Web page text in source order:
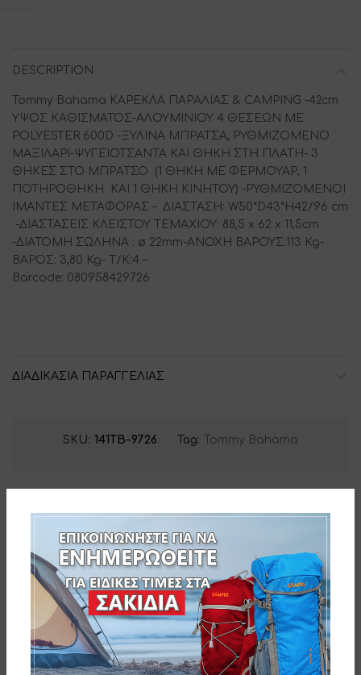
DESCRIPTION
Tommy Bahama ΚΑΡΕΚΛΑ ΠΑΡΑΛΙΑΣ & CAMPING -42cm
ΥΨΟΣ ΚΑΘΙΣΜΑΤΟΣ-ΑΛΟΥΜΙΝΙΟΥ 4 ΘΕΣΕΩΝ ME
POLYESTER 600D -ΞΥΛΙΝΑ ΜΠΡΑΤΣΑ, ΡΥΘΜΙΖΟΜΕΝΟ
ΜΑΞΙΛΑΡΙ-ΨΥΓΕΙΟΤΣΑΝΤΑ ΚΑΙ ΘΗΚΗ ΣΤΗ ΠΛΑΤΗ- 3
ΘΗΚΕΣ ΣΤΟ ΜΠΡΑΤΣΟ (1 ΘΗΚΗ ΜΕ ΦΕΡΜΟΥΑΡ, 1
ΠΟΤΗΡΟΘΗΚΗ ΚΑΙ 1 ΘΗΚΗ ΚΙΝΗΤΟΥ) -ΡΥΘΜΙΖΟΜΕΝΟΙ
ΙΜΑΝΤΕΣ ΜΕΤΑΦΟΡΑΣ – ΔΙΑΣΤΑΣΗ: W50*D43*H42/96 cm
-ΔΙΑΣΤΑΣΕΙΣ ΚΛΕΙΣΤΟΥ ΤΕΜΑΧΙΟΥ: 88,5 x 62 x 11,5cm
-ΔΙΑΤΟΜΗ ΣΩΛΗΝΑ : ø 22mm-ΑΝΟΧΗ ΒΑΡΟΥΣ:113 Kg-
ΒΑΡΟΣ: 3,80 Kg- Τ/Κ:4 –
Barcode: 080958429726
ΔΙΑΔΙΚΑΣΙΑ ΠΑΡΑΓΓΕΛΙΑΣ
SKU: 141TB-9726 Tag: Tommy Bahama